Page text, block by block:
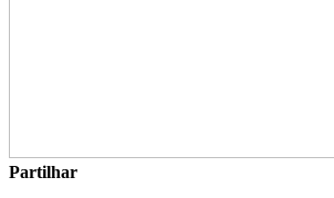
Partilhar